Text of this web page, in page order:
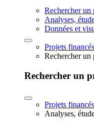
Rechercher un
Analyses,
Données et
Projets
Rechercher un
Rechercher un
Projets
Analyses,